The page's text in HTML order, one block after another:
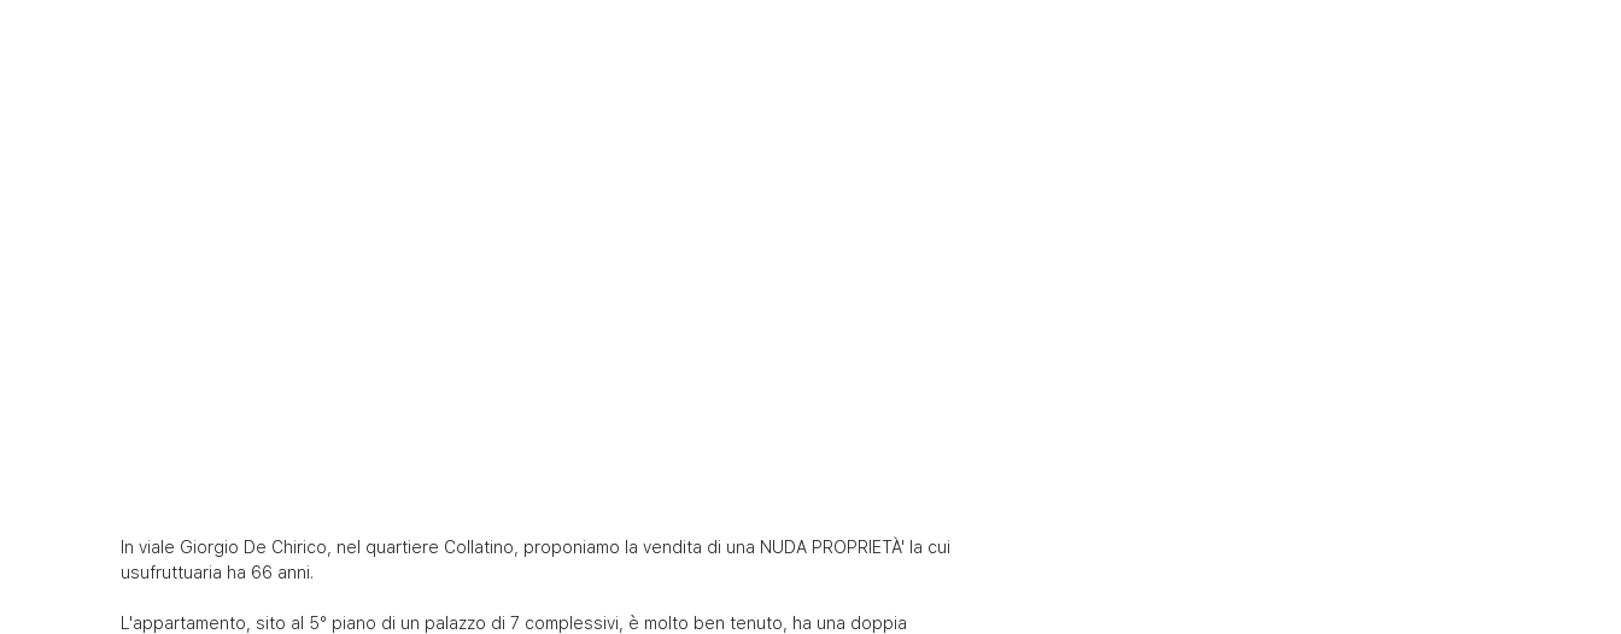
In viale Giorgio De Chirico, nel quartiere Collatino, proponiamo la vendita di una NUDA PROPRIETÀ' la cui
usufruttuaria ha 66 anni.
L'appartamento, sito al 5° piano di un palazzo di 7 complessivi, è molto ben tenuto, ha una doppia